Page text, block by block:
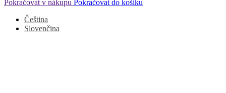
Pokračovat v nákupu Pokračovat do košíku
Čeština
Slovenčina